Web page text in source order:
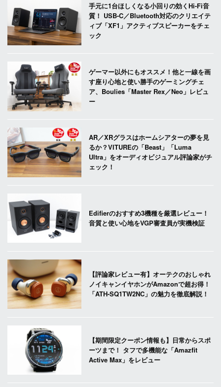
手元に1台ほしくなる小回りの効くHi-Fi音
質！ USB-C／Bluetooth対応のクリエイテ
ィブ「XF1」アクティブスピーカーをチェ
ック
ゲーマー以外にもオススメ！他と一線を画
す座り心地と使い勝手のゲーミングチェ
ア、Boulies「Master Rex／Neo」レビュ
ー
AR／XRグラスはホームシアターの夢を見
るか？VITUREの「Beast」「Luma
Ultra」をオーディオビジュアル評論家がチ
ェック！
Edifierのおすすめ3機種を厳選レビュー！
音質と使い心地をVGP審査員が実機検証
【評論家レビュー有】オーテクのおしゃれ
ノイキャンイヤホンがAmazonで超お得！
「ATH-SQ1TW2NC」の魅力を徹底解説！
【期間限定クーポン情報も】日常からスポ
ーツまで！ タフで多機能な「Amazfit
Active Max」をレビュー